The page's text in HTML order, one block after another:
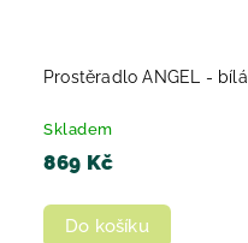
Prostěradlo ANGEL - bílá
Skladem
869 Kč
Do košíku